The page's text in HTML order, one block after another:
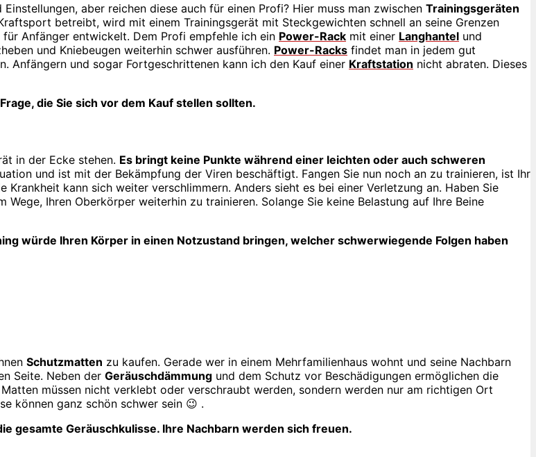
aber reichen diese auch für einen Profi? Hier muss man zwischen Trainingsgeräten
betreibt, wird mit einem Trainingsgerät mit Steckgewichten schnell an seine Grenzen
für Anfänger entwickelt. Dem Profi empfehle ich ein Power-Rack mit einer Langhantel und
und Kniebeugen weiterhin schwer ausführen. Power-Racks findet man in jedem gut
Anfängern und sogar Fortgeschrittenen kann ich den Kauf einer Kraftstation nicht abraten. Dieses
die Sie sich vor dem Kauf stellen sollten.
in der Ecke stehen. Es bringt keine Punkte während einer leichten oder auch schweren
und ist mit der Bekämpfung der Viren beschäftigt. Fangen Sie nun noch an zu trainieren, ist Ihr
kann sich weiter verschlimmern. Anders sieht es bei einer Verletzung an. Haben Sie
Ihren Oberkörper weiterhin zu trainieren. Solange Sie keine Belastung auf Ihre Beine
würde Ihren Körper in einen Notzustand bringen, welcher schwerwiegende Folgen haben
Schutzmatten zu kaufen. Gerade wer in einem Mehrfamilienhaus wohnt und seine Nachbarn
Seite. Neben der Geräuschdämmung und dem Schutz vor Beschädigungen ermöglichen die
Matten müssen nicht verklebt oder verschraubt werden, sondern werden nur am richtigen Ort
können ganz schön schwer sein 😉 .
gesamte Geräuschkulisse. Ihre Nachbarn werden sich freuen.